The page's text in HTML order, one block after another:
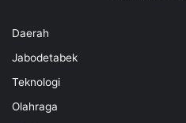
Daerah
Jabodetabek
Teknologi
Olahraga